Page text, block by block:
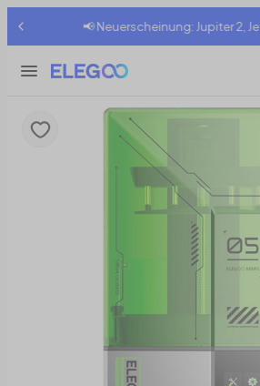
📢 Neuerscheinung: Jupiter 2,